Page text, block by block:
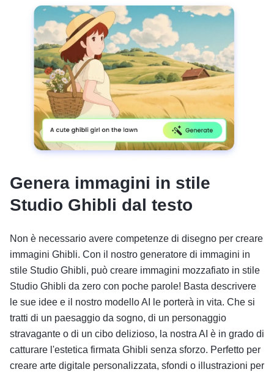
Genera immagini in stile
Studio Ghibli dal testo
Non è necessario avere competenze di disegno per creare
immagini Ghibli. Con il nostro generatore di immagini in
stile Studio Ghibli, può creare immagini mozzafiato in stile
Studio Ghibli da zero con poche parole! Basta descrivere
le sue idee e il nostro modello AI le porterà in vita. Che si
tratti di un paesaggio da sogno, di un personaggio
stravagante o di un cibo delizioso, la nostra AI è in grado di
catturare l'estetica firmata Ghibli senza sforzo. Perfetto per
creare arte digitale personalizzata, sfondi o illustrazioni per